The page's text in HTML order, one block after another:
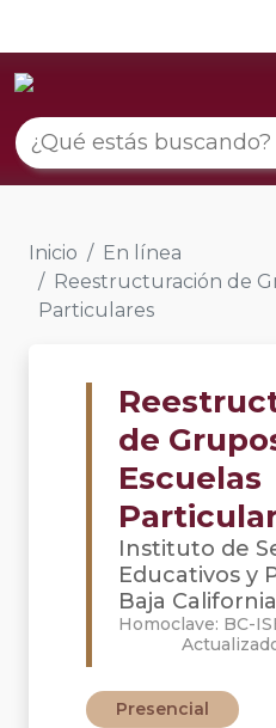
Inicio
En línea
Reestructuración de
Particulares
de
Escuelas
Instituto de
Educativos y
Baja California
Homoclave: BC-
Presencial